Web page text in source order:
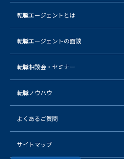
転職エージェントとは
転職エージェントの面談
転職相談会・セミナー
転職ノウハウ
よくあるご質問
サイトマップ